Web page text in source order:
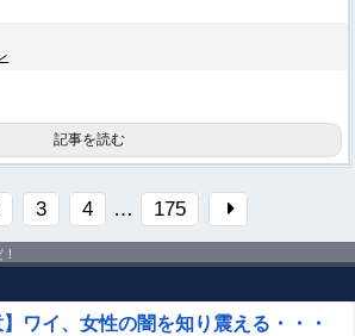
記事を読む
3 4 … 175
】ワイ、女性の闇を知り震える・・・